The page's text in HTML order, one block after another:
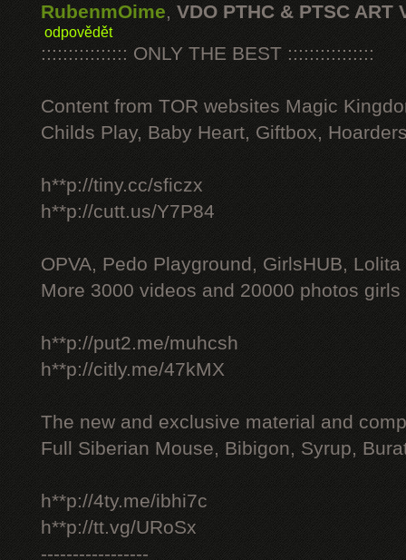
RubenmOime, VDO PTHC & PTSC ART
odpovědět
:::::::::::::::: ONLY THE BEST ::::::::::::::::
Content from TOR websites Magic
Childs Play, Baby Heart, Giftbox,
h**p://tiny.cc/sficzx
h**p://cutt.us/Y7P84
OPVA, Pedo Playground, GirlsHUB, Lolita
More 3000 videos and 20000 photos
h**p://put2.me/muhcsh
h**p://citly.me/47kMX
The new and exclusive material and
Full Siberian Mouse, Bibigon, Syrup,
h**p://4ty.me/ibhi7c
h**p://tt.vg/URoSx
-----------------